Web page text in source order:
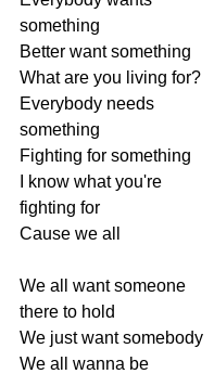
something
Better want something
What are you living for?
Everybody needs
something
Fighting for something
know what you're
fighting for
Cause we all
We all want someone
there to hold
We just want somebody
We all wanna be